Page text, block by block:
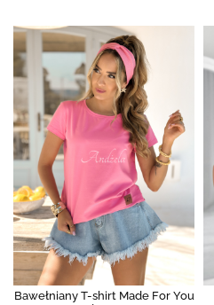
Bawełniany T-shirt Made For You